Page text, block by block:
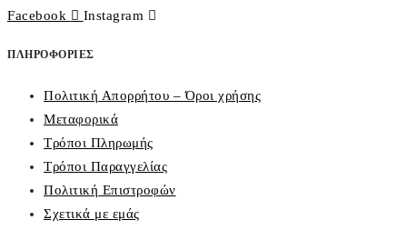
Facebook Instagram
ΠΛΗΡΟΦΟΡΙΕΣ
Πολιτική Απορρήτου – Όροι χρήσης
Μεταφορικά
Τρόποι Πληρωμής
Τρόποι Παραγγελίας
Πολιτική Επιστροφών
Σχετικά με εμάς